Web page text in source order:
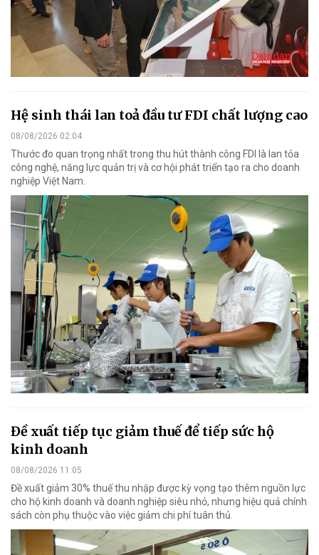
Hệ sinh thái lan toả đầu tư FDI chất lượng cao
08/08/2026 02:04
Thước đo quan trọng nhất trong thu hút thành công FDI là lan tỏa
công nghệ, năng lực quản trị và cơ hội phát triển tạo ra cho doanh
nghiệp Việt Nam.
Đề xuất tiếp tục giảm thuế để tiếp sức hộ
kinh doanh
08/08/2026 11:05
Đề xuất giảm 30% thuế thu nhập được kỳ vọng tạo thêm nguồn lực
cho hộ kinh doanh và doanh nghiệp siêu nhỏ, nhưng hiệu quả chính
sách còn phụ thuộc vào việc giảm chi phí tuân thủ.